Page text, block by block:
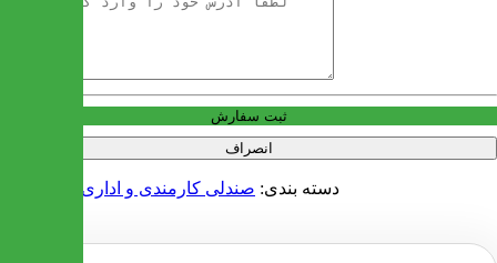
ثبت سفارش
انصراف
دسته بندی: صندلی کارمندی و اداری